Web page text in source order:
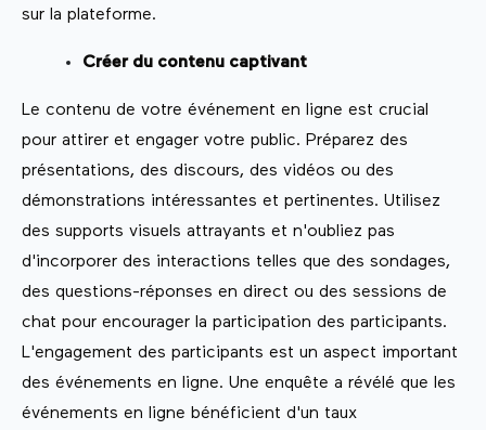
sur la plateforme.
Créer du contenu captivant
Le contenu de votre événement en ligne est crucial
pour attirer et engager votre public. Préparez des
présentations, des discours, des vidéos ou des
démonstrations intéressantes et pertinentes. Utilisez
des supports visuels attrayants et n'oubliez pas
d'incorporer des interactions telles que des sondages,
des questions-réponses en direct ou des sessions de
chat pour encourager la participation des participants.
L'engagement des participants est un aspect important
des événements en ligne. Une enquête a révélé que les
événements en ligne bénéficient d'un taux